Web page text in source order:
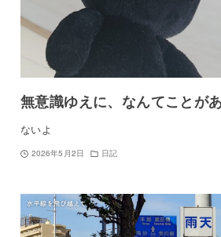
無意識ゆえに、なんてことがあ
ないよ
2026年5月2日 日記